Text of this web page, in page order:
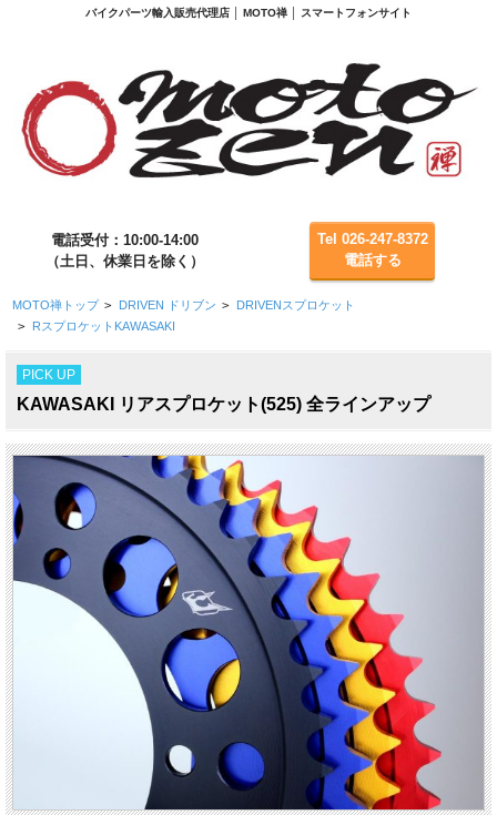
バイクパーツ輸入販売代理店 │ MOTO禅 │ スマートフォンサイト
電話受付：10:00-14:00
（土日、休業日を除く）
Tel 026-247-8372
電話する
MOTO禅トップ > DRIVEN ドリブン > DRIVENスプロケット
> RスプロケットKAWASAKI
PICK UP
KAWASAKI リアスプロケット(525) 全ラインアップ